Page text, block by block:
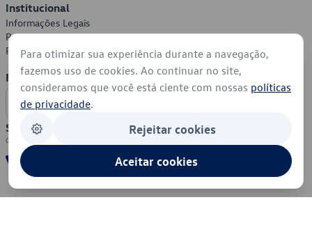
Institucional
Informações Legais
Política de Privacidade
Política de Cookies
Formas de Pagamento
Segurança
Para otimizar sua experiência durante a navegação,
fazemos uso de cookies. Ao continuar no site,
consideramos que você está ciente com nossas políticas
de privacidade.
Rejeitar cookies
Aceitar cookies